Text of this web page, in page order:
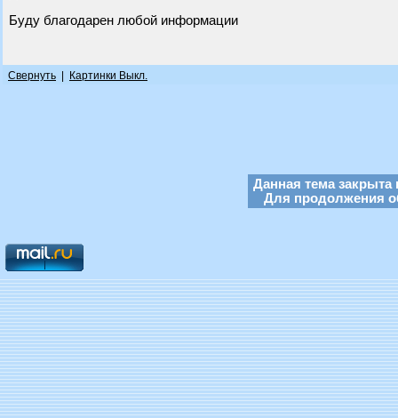
Буду благодарен любой информации
Свернуть Картинки Выкл.
Данная тема закрыта
Для продолжения